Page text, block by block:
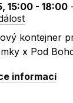
15:00 - 18:00
kontejner
x Pod
informací